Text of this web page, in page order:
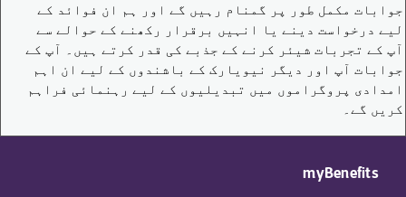
جوابات مکمل طور پر گمنام رہیں گے اور ہم ان فوائد کے
لیے درخواست دینے یا انہیں برقرار رکھنے کے حوالے سے
آپ کے تجربات شیئر کرنے کے جذبے کی قدر کرتے ہیں۔ آپ کے
جوابات آپ اور دیگر نیویارک کے باشندوں کے لیے ان اہم
امدادی پروگراموں میں تبدیلیوں کے لیے رہنمائی فراہم
کریں گے۔
myBenefits